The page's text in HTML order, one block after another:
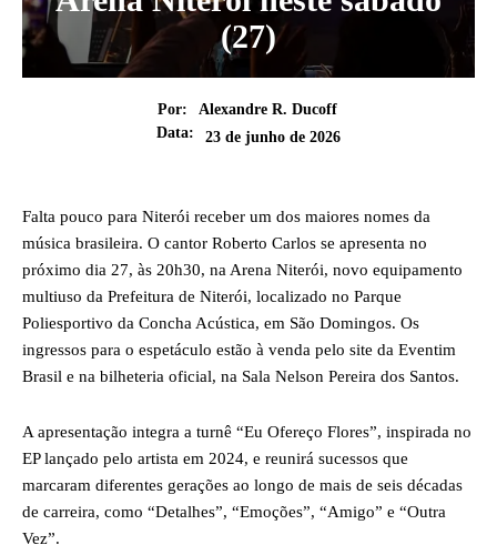
(27)
Por:
Alexandre R. Ducoff
Data:
23 de junho de 2026
Falta pouco para Niterói receber um dos maiores nomes da
música brasileira. O cantor Roberto Carlos se apresenta no
próximo dia 27, às 20h30, na Arena Niterói, novo equipamento
multiuso da Prefeitura de Niterói, localizado no Parque
Poliesportivo da Concha Acústica, em São Domingos. Os
ingressos para o espetáculo estão à venda pelo site da Eventim
Brasil e na bilheteria oficial, na Sala Nelson Pereira dos Santos.
A apresentação integra a turnê “Eu Ofereço Flores”, inspirada no
EP lançado pelo artista em 2024, e reunirá sucessos que
marcaram diferentes gerações ao longo de mais de seis décadas
de carreira, como “Detalhes”, “Emoções”, “Amigo” e “Outra
Vez”.